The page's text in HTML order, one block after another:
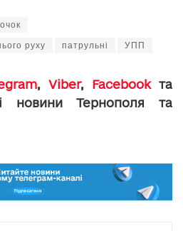
руху патрульні УПП
, Viber, Facebookта
новини Тернополя та